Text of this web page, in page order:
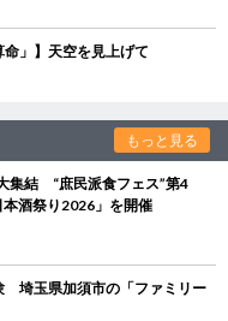
命」】天空を見上げて
もっと見る
集結 “庶民派食フェス”第4
酒祭り2026」を開催
埼玉県加須市の「ファミリー